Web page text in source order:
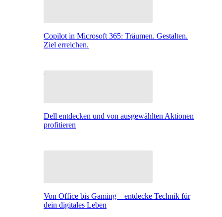
Copilot in Microsoft 365: Träumen. Gestalten.
Ziel erreichen.
Dell entdecken und von ausgewählten Aktionen
profitieren
Von Office bis Gaming – entdecke Technik für
dein digitales Leben